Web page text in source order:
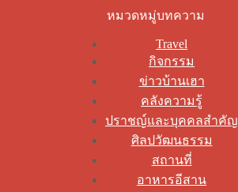
หมวดหมู่บทความ
Travel
กิจกรรม
ข่าวบ้านเฮา
คลังความรู้
ปราชญ์และบุคคลสำคัญ
ศิลปวัฒนธรรม
สถานที่
อาหารอีสาน